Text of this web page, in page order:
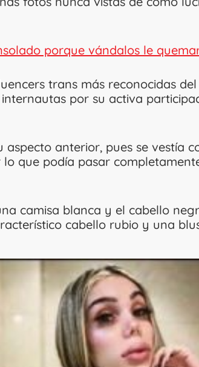
porque vándalos le
trans más reconocidas del
por su activa
anterior, pues se vestía
que podía pasar
camisa blanca y el cabello
cabello rubio y una